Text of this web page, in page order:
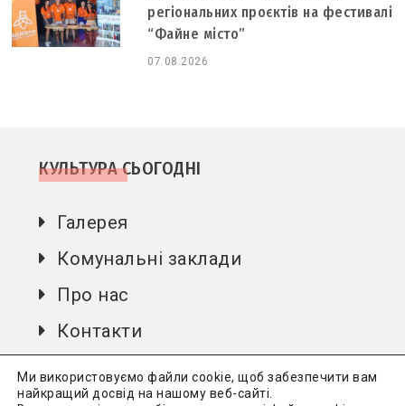
регіональних проєктів на фестивалі
“Файне місто”
07.08.2026
КУЛЬТУРА СЬОГОДНІ
Галерея
Комунальні заклади
Про нас
Контакти
Ми використовуємо файли cookie, щоб забезпечити вам
найкращий досвід на нашому веб-сайті.